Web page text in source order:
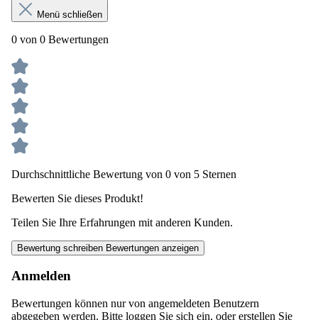
Menü schließen
0 von 0 Bewertungen
Durchschnittliche Bewertung von 0 von 5 Sternen
Bewerten Sie dieses Produkt!
Teilen Sie Ihre Erfahrungen mit anderen Kunden.
Bewertung schreiben Bewertungen anzeigen
Anmelden
Bewertungen können nur von angemeldeten Benutzern
abgegeben werden. Bitte loggen Sie sich ein, oder erstellen Sie